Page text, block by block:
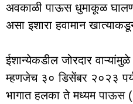
अवकाळी पाऊस धुमाकूळ
असा इशारा हवामान
ईशान्येकडील जोरदार
म्हणजेच ३० डिसेंबर २०२३
भागात हलका ते मध्यमपाऊस